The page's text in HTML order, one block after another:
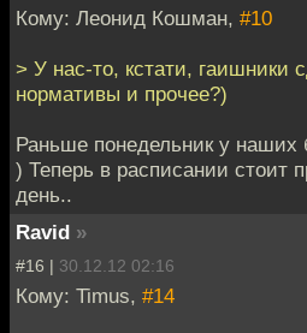
Кому: Леонид Кошман, #10
> У нас-то, кстати, гаишники
нормативы и прочее?)
Раньше понедельник у
) Теперь в расписании стоит
день..
Ravid »
#16 | 30.12.12 02:16
Кому: Timus, #14